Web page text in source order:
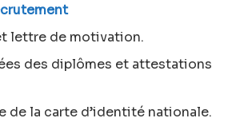
lettre de motivation.
des diplômes et attestations
de la carte d’identité nationale.